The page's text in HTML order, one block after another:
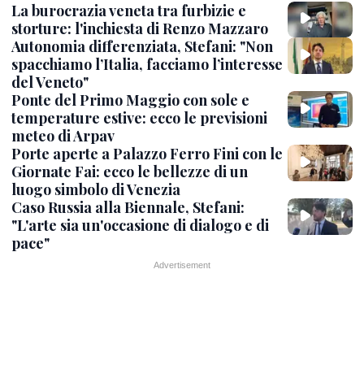
La burocrazia veneta tra furbizie e
storture: l'inchiesta di Renzo Mazzaro
Autonomia differenziata, Stefani: "Non
spacchiamo l’Italia, facciamo l’interesse
del Veneto"
Ponte del Primo Maggio con sole e
temperature estive: ecco le previsioni
meteo di Arpav
Porte aperte a Palazzo Ferro Fini con le
Giornate Fai: ecco le bellezze di un
luogo simbolo di Venezia
Caso Russia alla Biennale, Stefani:
"L'arte sia un'occasione di dialogo e di
pace"